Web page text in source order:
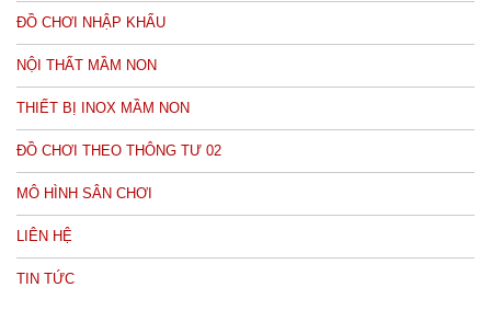
ĐỒ CHƠI NHẬP KHẨU
NỘI THẤT MẦM NON
THIẾT BỊ INOX MẦM NON
ĐỒ CHƠI THEO THÔNG TƯ 02
MÔ HÌNH SÂN CHƠI
LIÊN HỆ
TIN TỨC